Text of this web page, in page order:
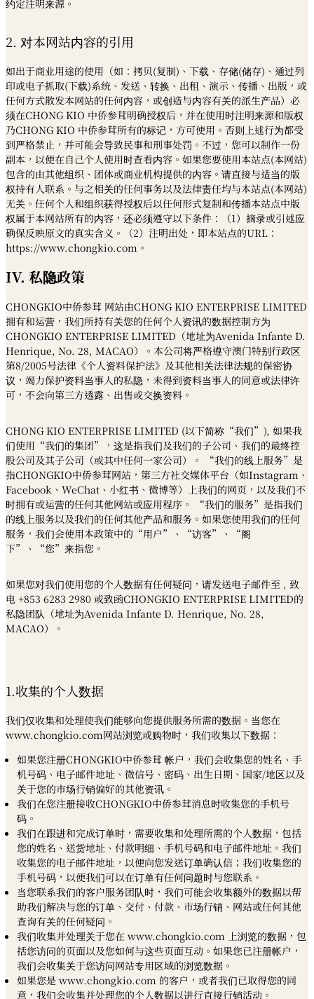
约定注明来源。
2. 对本网站内容的引用
如出于商业用途的使用（如：拷贝(复制)、下载、存储(储存)、通过列
印或电子抓取(下载)系统、发送、转换、出租、演示、传播、出版，或
任何方式散发本网站的任何内容，或创造与内容有关的派生产品）必
须在CHONG KIO 中侨参茸明确授权后，并在使用时注明来源和版权
乃CHONG KIO 中侨参茸所有的标记，方可使用。否则上述行为都受
到严格禁止，并可能会导致民事和刑事处罚。不过，您可以制作一份
副本，以便在自己个人使用时查看内容。如果您要使用本站点(本网站)
包含的由其他组织、团体或商业机构提供的内容。请直接与适当的版
权持有人联系。与之相关的任何事务以及法律责任均与本站点(本网站)
无关。任何个人和组织获得授权后以任何形式复制和传播本站点中版
权属于本网站所有的内容，还必须遵守以下条件：（1）摘录或引述应
确保反映原文的真实含义。（2）注明出处，即本站点的URL：
https://www.chongkio.com。
IV. 私隐政策
CHONGKIO中侨参茸 网站由CHONG KIO ENTERPRISE LIMITED
拥有和运营，我们所持有关您的任何个人资讯的数据控制方为
CHONGKIO ENTERPRISE LIMITED（地址为Avenida Infante D.
Henrique, No. 28, MACAO）。本公司将严格遵守澳门特别行政区
第8/2005号法律《个人资料保护法》及其他相关法律法规的保密协
议，竭力保护资料当事人的私隐，未得到资料当事人的同意或法律许
可，不会向第三方透露、出售或交换资料。
CHONG KIO ENTERPRISE LIMITED (以下简称“我们”), 如果我
们使用“我们的集团”，这是指我们及我们的子公司、我们的最终控
股公司及其子公司（或其中任何一家公司）。 “我们的线上服务”是
指CHONGKIO中侨参茸网站，第三方社交媒体平台（如Instagram、
Facebook、WeChat、小红书、微博等）上我们的网页，以及我们不
时拥有或运营的任何其他网站或应用程序。 “我们的服务”是指我们
的线上服务以及我们的任何其他产品和服务。如果您使用我们的任何
服务，我们会使用本政策中的“用户”、“访客”、“阁
下”、“您”来指您。
如果您对我们使用您的个人数据有任何疑问，请发送电子邮件至 , 致
电 +853 6283 2980 或致函CHONGKIO ENTERPRISE LIMITED的
私隐团队（地址为Avenida Infante D. Henrique, No. 28,
MACAO）。
1.收集的个人数据
我们仅收集和处理使我们能够向您提供服务所需的数据。当您在
www.chongkio.com网站浏览或购物时，我们收集以下数据：
如果您注册CHONGKIO中侨参茸 帐户，我们会收集您的姓名、手
机号码、电子邮件地址、微信号、密码、出生日期、国家/地区以及
关于您的市场行销偏好的其他资讯。
我们在您注册接收CHONGKIO中侨参茸消息时收集您的手机号
码。
我们在跟进和完成订单时，需要收集和处理所需的个人数据，包括
您的姓名、送货地址、付款明细、手机号码和电子邮件地址。我们
收集您的电子邮件地址，以便向您发送订单确认信；我们收集您的
手机号码，以便我们可以在订单有任何问题时与您联系。
当您联系我们的客户服务团队时，我们可能会收集额外的数据以帮
助我们解决与您的订单、交付、付款、市场行销、网站或任何其他
查询有关的任何疑问。
我们收集并处理关于您在 www.chongkio.com 上浏览的数据，包
括您访问的页面以及您如何与这些页面互动。如果您已注册帐户，
我们会收集关于您访问网站专用区域的浏览数据。
如果您是 www.chongkio.com 的客户，或者我们已取得您的同
意，我们会收集并处理您的个人数据以进行直接行销活动。